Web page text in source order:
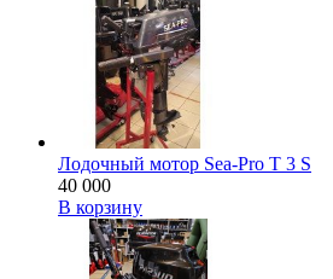
Лодочный мотор Sea-Pro Т 3 S
40 000
В корзину